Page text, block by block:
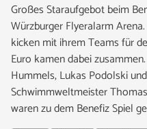
Großes Staraufgebot beim
Würzburger Flyeralarm
kicken mit ihrem Teams für
Euro kamen dabei
Hummels, Lukas Podolski
Schwimmweltmeister
waren zu dem Benefiz Spiel